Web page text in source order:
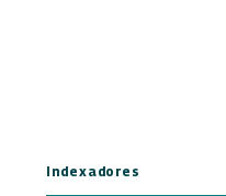
Indexadores